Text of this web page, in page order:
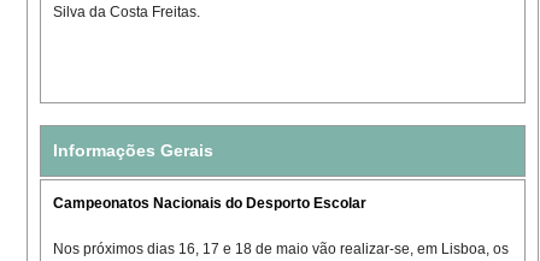
Silva da Costa Freitas.
Informações Gerais
Campeonatos Nacionais do Desporto Escolar
Nos próximos dias 16, 17 e 18 de maio vão realizar-se, em Lisboa, os